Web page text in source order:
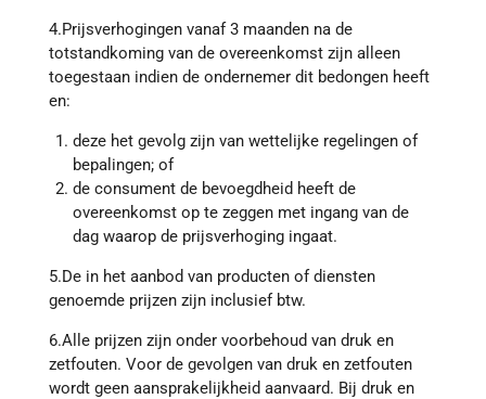
4.Prijsverhogingen vanaf 3 maanden na de
totstandkoming van de overeenkomst zijn alleen
toegestaan indien de ondernemer dit bedongen heeft
en:
deze het gevolg zijn van wettelijke regelingen of
bepalingen; of
de consument de bevoegdheid heeft de
overeenkomst op te zeggen met ingang van de
dag waarop de prijsverhoging ingaat.
5.De in het aanbod van producten of diensten
genoemde prijzen zijn inclusief btw.
6.Alle prijzen zijn onder voorbehoud van druk en
zetfouten. Voor de gevolgen van druk en zetfouten
wordt geen aansprakelijkheid aanvaard. Bij druk en